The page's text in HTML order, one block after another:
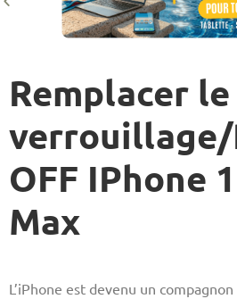
Remplacer
OFF IPhone
Max
L’iPhone est devenu un